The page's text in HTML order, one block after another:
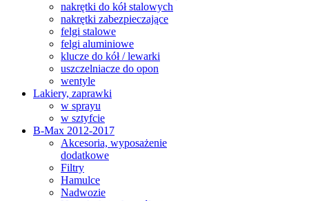
nakrętki do kół stalowych
nakrętki zabezpieczające
felgi stalowe
felgi aluminiowe
klucze do kół / lewarki
uszczelniacze do opon
wentyle
Lakiery, zaprawki
w sprayu
w sztyfcie
B-Max 2012-2017
Akcesoria, wyposażenie
dodatkowe
Filtry
Hamulce
Nadwozie